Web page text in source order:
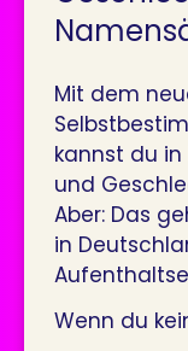
Mit dem
kannst du
und
Aber: Das
in
Wenn du